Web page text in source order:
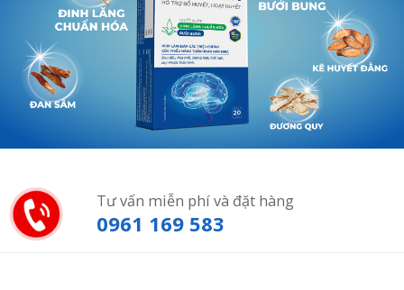
Tư vấn miễn phí và đặt hàng
0961 169 583